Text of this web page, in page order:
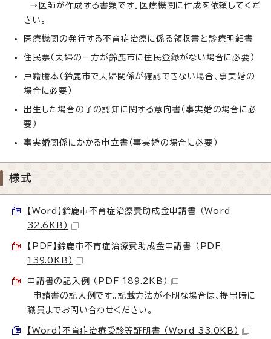
→医師が作成する書類です。医療機関に作成を依頼してくだ
さい。
医療機関の発行する不育症治療に係る領収書と診療明細書
住民票（夫婦の一方が鈴鹿市に住民登録がない場合に必要）
戸籍謄本（鈴鹿市で夫婦関係が確認できない場合、事実婚の
場合に必要）
出生した場合の子の認知に関する意向書（事実婚の場合に必
要）
事実婚関係にかかる申立書（事実婚の場合に必要）
様式
【Word】鈴鹿市不育症治療費助成金申請書 （Word
32.6KB）
【PDF】鈴鹿市不育症治療費助成金申請書 （PDF
139.0KB）
申請書の記入例 （PDF 189.2KB）
申請書の記入例です。記載方法が不明な場合は、提出時に
職員までお問い合わせください。
【Word】不育症治療受診等証明書 （Word 33.0KB）